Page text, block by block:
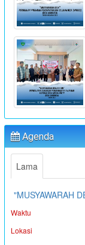
Agenda
Lama
"PENYALURAN
Lokasi
Koordinator
Waktu
Lokasi
Koordinator